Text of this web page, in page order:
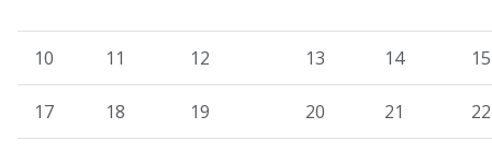
10 11 12 13 14 15
17 18 19 20 21 22